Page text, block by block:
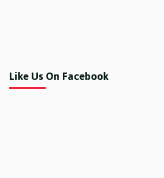
Like Us On Facebook